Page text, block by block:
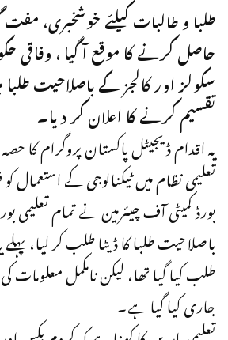
طلبا و طالبات کیلئے خوشخبری،
حاصل کرنے کا موقع آ گیا ،
سکولز اور کالجز کے باصلاحیت
تقسیم کرنے کا اعلان کر دیا۔
یہ اقدام ڈیجیٹل پاکستان پروگرام کا
تعلیمی نظام میں ٹیکنالوجی کے استعمال
بورڈ کمیٹی آف چیئرمین نے تمام تعلیمی
طلب کیا گیا تھا، لیکن نامکمل معلومات
جاری کیا گیا ہے۔